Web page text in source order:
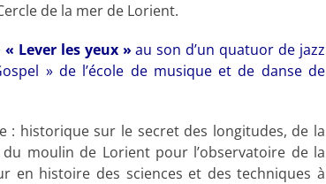
de la mer de Lorient.
« Lever les yeux » au son d’un quatuor de jazz
» de l’école de musique et de danse de
: historique sur le secret des longitudes, de la
moulin de Lorient pour l’observatoire de la
en histoire des sciences et des techniques à